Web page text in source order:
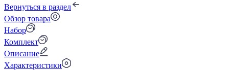
Вернуться в раздел
Обзор товара
Набор
Комплект
Описание
Характеристики